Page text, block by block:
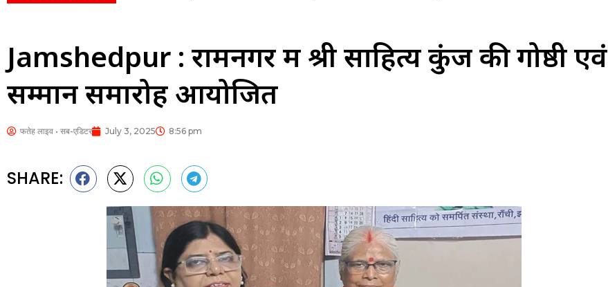
Jamshedpur : रामनगर में श्री साहित्य कुंज की गोष्ठी एवं
सम्मान समारोह आयोजित
फतेह लाइव • सब-एडिटर July 3, 2025 8:56 pm
SHARE: